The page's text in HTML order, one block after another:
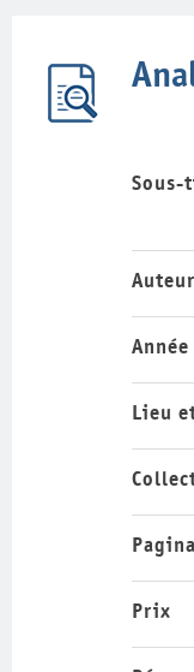
Sous-
Année
Lieu
Prix